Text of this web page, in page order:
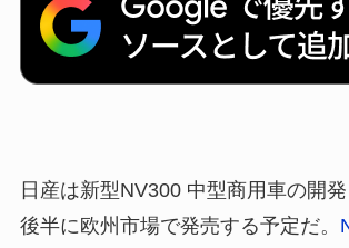
日産は新型NV300 中型商用車の開
後半に欧州市場で発売する予定だ。